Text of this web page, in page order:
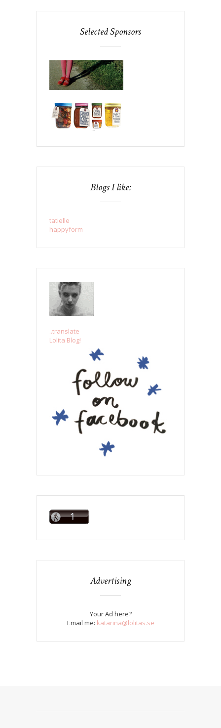
Selected Sponsors
Blogs I like:
tatielle
happyform
..translate
Lolita Blog!
Advertising
Your Ad here?
Email me: katarina@lolitas.se